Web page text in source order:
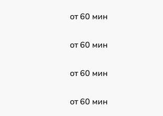
от 60 мин
от 60 мин
от 60 мин
от 60 мин